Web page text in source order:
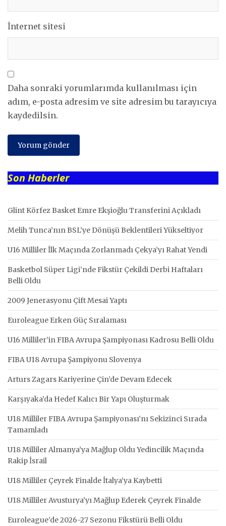
İnternet sitesi
Daha sonraki yorumlarımda kullanılması için
adım, e-posta adresim ve site adresim bu tarayıcıya
kaydedilsin.
Son Haberler
Glint Körfez Basket Emre Ekşioğlu Transferini Açıkladı
Melih Tunca’nın BSL’ye Dönüşü Beklentileri Yükseltiyor
U16 Milliler İlk Maçında Zorlanmadı Çekya’yı Rahat Yendi
Basketbol Süper Ligi’nde Fikstür Çekildi Derbi Haftaları
Belli Oldu
2009 Jenerasyonu Çift Mesai Yaptı
Euroleague Erken Güç Sıralaması
U16 Milliler’in FIBA Avrupa Şampiyonası Kadrosu Belli Oldu
FIBA U18 Avrupa Şampiyonu Slovenya
Arturs Zagars Kariyerine Çin’de Devam Edecek
Karşıyaka’da Hedef Kalıcı Bir Yapı Oluşturmak
U18 Milliler FIBA Avrupa Şampiyonası’nı Sekizinci Sırada
Tamamladı
U18 Milliler Almanya’ya Mağlup Oldu Yedincilik Maçında
Rakip İsrail
U18 Milliler Çeyrek Finalde İtalya’ya Kaybetti
U18 Milliler Avusturya’yı Mağlup Ederek Çeyrek Finalde
Euroleague’de 2026-27 Sezonu Fikstürü Belli Oldu